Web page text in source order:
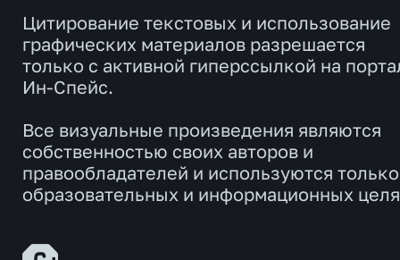
Цитирование текстовых и использование
графических материалов разрешается
только с активной гиперссылкой на
Ин-Спейс.
Все визуальные произведения являются
собственностью своих авторов и
правообладателей и используются
образовательных и информационных